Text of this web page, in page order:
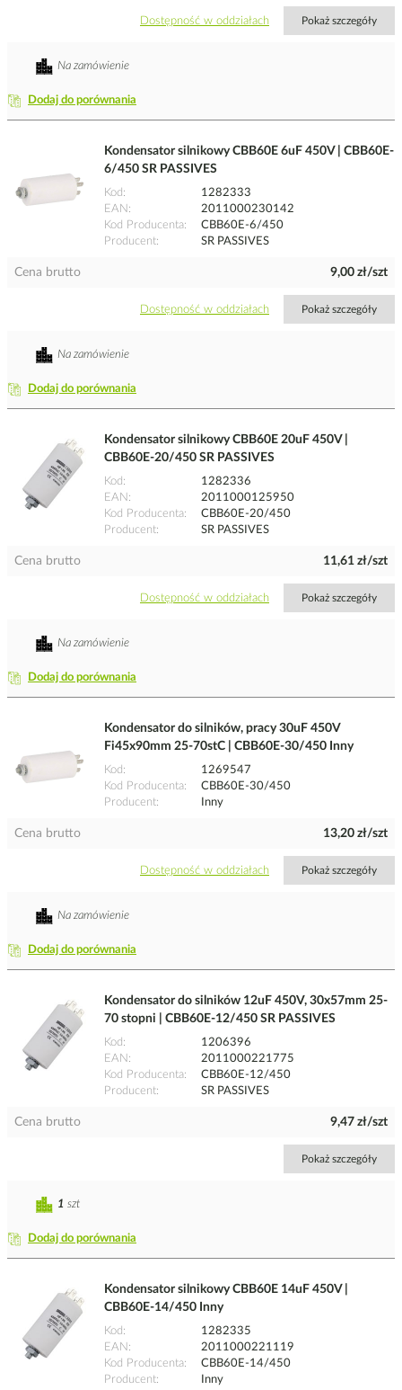
Dostępność w oddziałach Pokaż szczegóły
Dodaj do porównania
Na zamówienie
Kondensator silnikowy CBB60E 6uF 450V | CBB60E-
6/450 SR PASSIVES
Kod
1282333
EAN
2011000230142
Kod Producenta
CBB60E-6/450
Producent
SR PASSIVES
Cena brutto 9,00 zł/szt
Dostępność w oddziałach Pokaż szczegóły
Dodaj do porównania
Na zamówienie
Kondensator silnikowy CBB60E 20uF 450V |
CBB60E-20/450 SR PASSIVES
Kod
1282336
EAN
2011000125950
Kod Producenta
CBB60E-20/450
Producent
SR PASSIVES
Cena brutto 11,61 zł/szt
Dostępność w oddziałach Pokaż szczegóły
Dodaj do porównania
Na zamówienie
Kondensator do silników, pracy 30uF 450V
Fi45x90mm 25-70stC | CBB60E-30/450 Inny
Kod
1269547
Kod Producenta
CBB60E-30/450
Producent
Inny
Cena brutto 13,20 zł/szt
Dostępność w oddziałach Pokaż szczegóły
Dodaj do porównania
Na zamówienie
Kondensator do silników 12uF 450V, 30x57mm 25-
70 stopni | CBB60E-12/450 SR PASSIVES
Kod
1206396
EAN
2011000221775
Kod Producenta
CBB60E-12/450
Producent
SR PASSIVES
Cena brutto 9,47 zł/szt
Pokaż szczegóły
Dodaj do porównania
1 szt
Kondensator silnikowy CBB60E 14uF 450V |
CBB60E-14/450 Inny
Kod
1282335
EAN
2011000221119
Kod Producenta
CBB60E-14/450
Producent
Inny